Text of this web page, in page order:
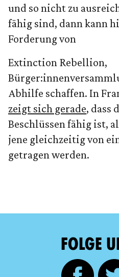
und so nicht zu
fähig sind, dann kann
Forderung von
Extinction Rebellion,
Abhilfe schaffen. In
zeigt sich gerade, dass
Beschlüssen fähig ist,
jene gleichzeitig von
getragen werden.
FOLGE